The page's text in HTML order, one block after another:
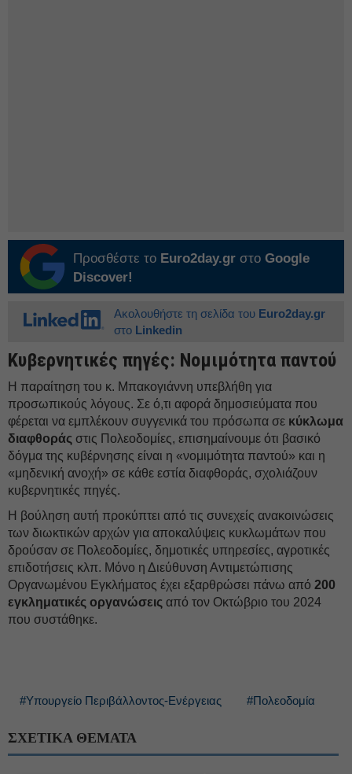
Προσθέστε το Euro2day.gr στο Google
Discover!
Ακολουθήστε τη σελίδα του Euro2day.gr
στο Linkedin
Κυβερνητικές πηγές: Νομιμότητα παντού
Η παραίτηση του κ. Μπακογιάννη υπεβλήθη για
προσωπικούς λόγους. Σε ό,τι αφορά δημοσιεύματα που
φέρεται να εμπλέκουν συγγενικά του πρόσωπα σε κύκλωμα
διαφθοράς στις Πολεοδομίες, επισημαίνουμε ότι βασικό
δόγμα της κυβέρνησης είναι η «νομιμότητα παντού» και η
«μηδενική ανοχή» σε κάθε εστία διαφθοράς, σχολιάζουν
κυβερνητικές πηγές.
Η βούληση αυτή προκύπτει από τις συνεχείς ανακοινώσεις
των διωκτικών αρχών για αποκαλύψεις κυκλωμάτων που
δρούσαν σε Πολεοδομίες, δημοτικές υπηρεσίες, αγροτικές
επιδοτήσεις κλπ. Μόνο η Διεύθυνση Αντιμετώπισης
Οργανωμένου Εγκλήματος έχει εξαρθρώσει πάνω από 200
εγκληματικές οργανώσεις από τον Οκτώβριο του 2024
που συστάθηκε.
#Υπουργείο Περιβάλλοντος-Ενέργειας #Πολεοδομία
ΣΧΕΤΙΚΑ ΘΕΜΑΤΑ